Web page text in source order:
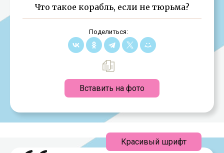
Что такое корабль, если не тюрьма?
Поделиться:
Вставить на фото
Красивый шрифт